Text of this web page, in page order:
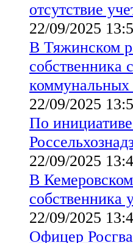
отсутствие
22/09/2025
В Тяжинском
собственника
коммунальных
22/09/2025
По инициативе
22/09/2025
В Кемеровском
собственника
22/09/2025
Офицер